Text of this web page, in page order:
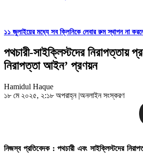
১১ জুলাইয়ের মধ্যে সব ক্লিনিকে লেবার রুম স্থাপন না করলে
পথচারী-সাইক্লিস্টদের নিরাপত্তায়
নিরাপত্তা আইন’ প্রণয়ন
Hamidul Haque
১৮ মে ২০২৫, ২:১৮ অপরাহ্ন |অনলাইন সংস্করণ
নিজস্ব প্রতিবেদক : পথচারী এবং সাইক্লিস্টদের